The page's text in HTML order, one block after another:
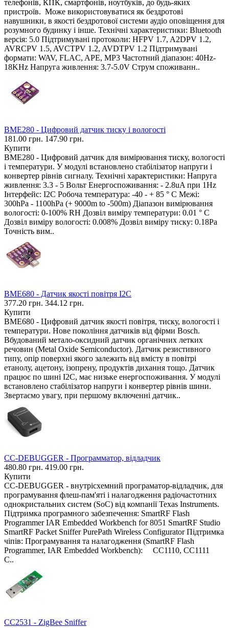
телефонів, КПК, смартфонів, ноутбуків, до будь-яких
пристроїв. Може використовуватися як бездротові
навушники, в якості бездротової системи аудіо оповіщення для
розумного будинку і інше. Технічні характеристики: Bluetooth
версія: 5.0 Підтримувані протоколи: HFPV 1.7, A2DPV 1.2,
AVRCPV 1.5, AVCTPV 1.2, AVDTPV 1.2 Підтримувані
формати: WAV, FLAC, APE, MP3 Частотний діапазон: 40Hz-
18KHz Напруга живлення: 3.7-5.0V Струм споживанн..
BME280 - Цифровий датчик тиску і вологості
181.00 грн. 147.90 грн.
Купити
BME280 - Цифровий датчик для вимірювання тиску, вологості
і температури. У модулі встановлено стабілізатор напруги і
конвертер рівнів сигналу. Технічні характеристики: Напруга
живлення: 3.3 - 5 Вольт Енергоспоживання: - 2.8uA при 1Hz
Інтерфейс: I2C Робоча температура: -40 - + 85 ° C Межі:
300hPa - 1100hPa (+ 9000m to -500m) Діапазон вимірювання
вологості: 0-100% RH Дозвіл виміру температури: 0.01 ° C
Дозвіл виміру вологості: 0.008% Дозвіл виміру тиску: 0.18Pa
Точність вим..
BME680 - Датчик якості повітря I2C
377.20 грн. 344.12 грн.
Купити
BME680 - Цифровий датчик якості повітря, тиску, вологості і
температури. Нове покоління датчиків від фірми Bosch.
Вбудований метало-оксидний датчик органічних летких
речовин (Metal Oxide Semiconductor). Датчик резистивного
типу, опір поверхні якого залежить від вмісту в повітрі
етанолу, ацетону, ізопрену, продуктів дихання тощо. Датчик
працює по шині I2C, має низьке енергоспоживання. У модулі
встановлено стабілізатор напруги і конвертер рівнів шини.
Звертаємо увагу, при першому включенні датчик..
CC-DEBUGGER - Программатор, відладчик
480.80 грн. 419.00 грн.
Купити
CC-DEBUGGER - внутрісхемний програматор-відладчик, для
програмування флеш-пам'яті і налагодження радіочастотних
однокристальних систем (SoC) від компанії Texas Instruments.
Підтримка програмного забезпечення: SmartRF Flash
Programmer IAR Embedded Workbench for 8051 SmartRF Studio
SmartRF Packet Sniffer PurePath Wireless Configurator Підтримка
чіпів: Програмування та налагодження (SmartRF Flash
Programmer, IAR Embedded Workbench): CC1110, CC1111
C..
CC2531 - ZigBee Sniffer